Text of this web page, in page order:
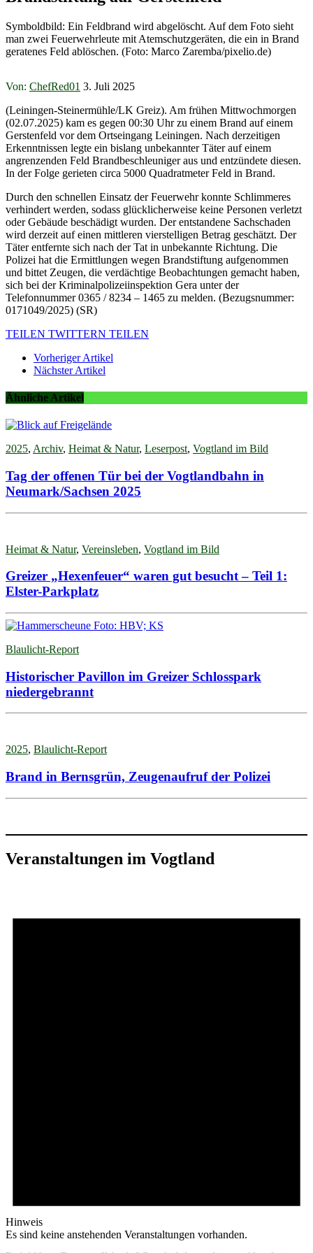
Symboldbild: Ein Feldbrand wird abgelöscht. Auf dem Foto sieht
man zwei Feuerwehrleute mit Atemschutzgeräten, die ein in Brand
geratenes Feld ablöschen. (Foto: Marco Zaremba/pixelio.de)
Von: ChefRed01 3. Juli 2025
(Leiningen-Steinermühle/LK Greiz). Am frühen Mittwochmorgen
(02.07.2025) kam es gegen 00:30 Uhr zu einem Brand auf einem
Gerstenfeld vor dem Ortseingang Leiningen. Nach derzeitigen
Erkenntnissen legte ein bislang unbekannter Täter auf einem
angrenzenden Feld Brandbeschleuniger aus und entzündete diesen.
In der Folge gerieten circa 5000 Quadratmeter Feld in Brand.
Durch den schnellen Einsatz der Feuerwehr konnte Schlimmeres
verhindert werden, sodass glücklicherweise keine Personen verletzt
oder Gebäude beschädigt wurden. Der entstandene Sachschaden
wird derzeit auf einen mittleren vierstelligen Betrag geschätzt. Der
Täter entfernte sich nach der Tat in unbekannte Richtung. Die
Polizei hat die Ermittlungen wegen Brandstiftung aufgenommen
und bittet Zeugen, die verdächtige Beobachtungen gemacht haben,
sich bei der Kriminalpolizeiinspektion Gera unter der
Telefonnummer 0365 / 8234 – 1465 zu melden. (Bezugsnummer:
0171049/2025) (SR)
TEILEN TWITTERN TEILEN
Vorheriger Artikel
Nächster Artikel
Ähnliche Artikel
2025, Archiv, Heimat & Natur, Leserpost, Vogtland im Bild
Tag der offenen Tür bei der Vogtlandbahn in
Neumark/Sachsen 2025
Heimat & Natur, Vereinsleben, Vogtland im Bild
Greizer „Hexenfeuer“ waren gut besucht – Teil 1:
Elster-Parkplatz
Blaulicht-Report
Historischer Pavillon im Greizer Schlosspark
niedergebrannt
2025, Blaulicht-Report
Brand in Bernsgrün, Zeugenaufruf der Polizei
Veranstaltungen im Vogtland
Hinweis
Es sind keine anstehenden Veranstaltungen vorhanden.